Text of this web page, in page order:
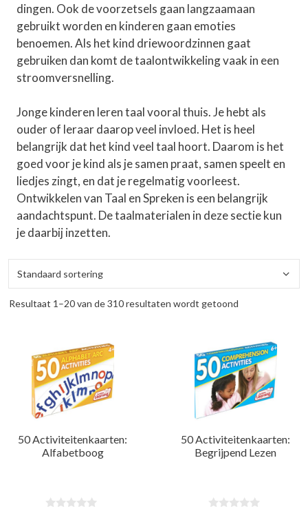
dingen. Ook de voorzetsels gaan langzaamaan
gebruikt worden en kinderen gaan emoties
benoemen. Als het kind driewoordzinnen gaat
gebruiken dan komt de taalontwikkeling vaak in een
stroomversnelling.
Jonge kinderen leren taal vooral thuis. Je hebt als
ouder of leraar daarop veel invloed. Het is heel
belangrijk dat het kind veel taal hoort. Daarom is het
goed voor je kind als je samen praat, samen speelt en
liedjes zingt, en dat je regelmatig voorleest.
Ontwikkelen van Taal en Spreken is een belangrijk
aandachtspunt. De taalmaterialen in deze sectie kun
je daarbij inzetten.
Resultaat 1–20 van de 310 resultaten wordt getoond
50 Activiteitenkaarten:
Alfabetboog
50 Activiteitenkaarten:
Begrijpend Lezen